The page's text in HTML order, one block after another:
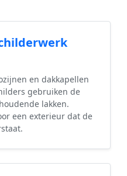
en dakkapellen
gebruiken de
lakken.
een exterieur dat de